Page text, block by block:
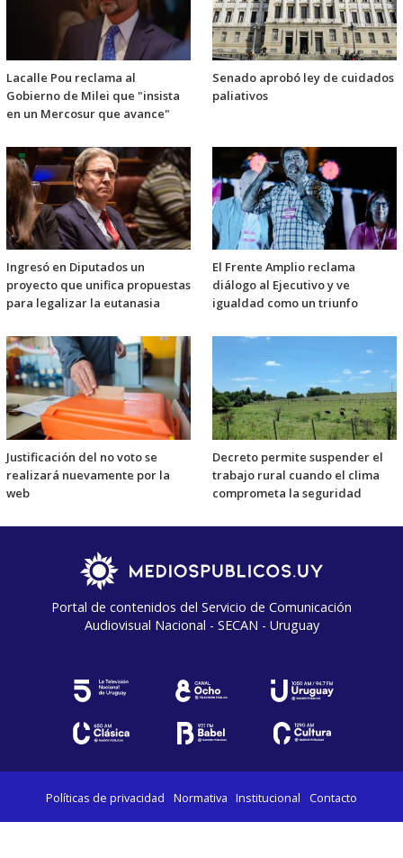
Lacalle Pou reclama al
Gobierno de Milei que "insista
en un Mercosur que avance"
Senado aprobó ley de cuidados
paliativos
Ingresó en Diputados un
proyecto que unifica propuestas
para legalizar la eutanasia
El Frente Amplio reclama
diálogo al Ejecutivo y ve
igualdad como un triunfo
Justificación del no voto se
realizará nuevamente por la
web
Decreto permite suspender el
trabajo rural cuando el clima
comprometa la seguridad
Portal de contenidos del Servicio de Comunicación
Audiovisual Nacional - SECAN - Uruguay
Políticas de privacidad Normativa Institucional Contacto